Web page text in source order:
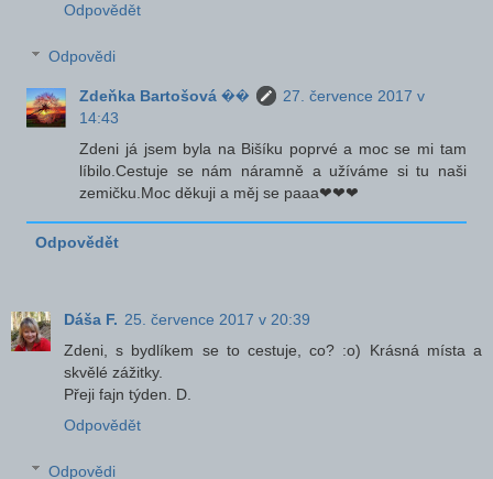
Odpovědět
Odpovědi
Zdeňka Bartošová ��
27. července 2017 v
14:43
Zdeni já jsem byla na Bišíku poprvé a moc se mi tam
líbilo.Cestuje se nám náramně a užíváme si tu naši
zemičku.Moc děkuji a měj se paaa❤❤❤
Odpovědět
Dáša F. 25. července 2017 v 20:39
Zdeni, s bydlíkem se to cestuje, co? :o) Krásná místa a
skvělé zážitky.
Přeji fajn týden. D.
Odpovědět
Odpovědi